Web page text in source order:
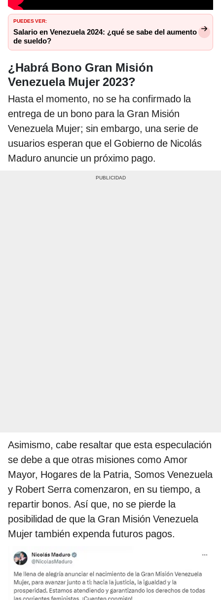
PUEDES VER:
Salario en Venezuela 2024: ¿qué se sabe del aumento
de sueldo?
¿Habrá Bono Gran Misión
Venezuela Mujer 2023?
Hasta el momento, no se ha confirmado la
entrega de un bono para la Gran Misión
Venezuela Mujer; sin embargo, una serie de
usuarios esperan que el Gobierno de Nicolás
Maduro anuncie un próximo pago.
Asimismo, cabe resaltar que esta especulación
se debe a que otras misiones como Amor
Mayor, Hogares de la Patria, Somos Venezuela
y Robert Serra comenzaron, en su tiempo, a
repartir bonos. Así que, no se pierde la
posibilidad de que la Gran Misión Venezuela
Mujer también expenda futuros pagos.